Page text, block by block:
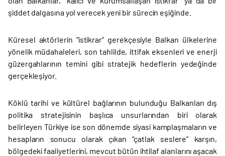
şiddet dalgasına yol verecek yeni bir sürecin eşiğinde.
Küresel aktörlerin “istikrar” gerekçesiyle Balkan ülkelerine
yönelik müdahaleleri, son tahlilde, ittifak eksenleri ve enerji
güzergahlarının temini gibi stratejik hedeflerin yedeğinde
gerçekleşiyor.
Köklü tarihi ve kültürel bağlarının bulunduğu Balkanları dış
politika stratejisinin başlıca unsurlarından biri olarak
belirleyen Türkiye ise son dönemde siyasi kamplaşmaların ve
hesapların sonucu olarak çıkan “çatlak seslere” karşın,
bölgedeki faaliyetlerini, mevcut bütün ihtilaf alanlarını aşacak